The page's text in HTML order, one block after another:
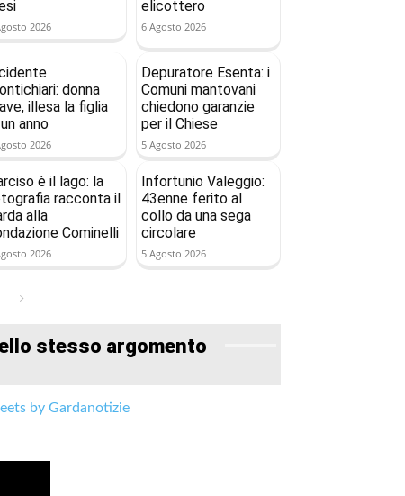
2026
elicottero
6 Agosto 2026
donna
illesa la figlia
anno
2026
Depuratore Esenta: i
Comuni mantovani
chiedono garanzie
per il Chiese
5 Agosto 2026
è il lago: la
racconta il
alla
Cominelli
2026
Infortunio Valeggio:
43enne ferito al
collo da una sega
circolare
5 Agosto 2026
stesso argomento
by Gardanotizie